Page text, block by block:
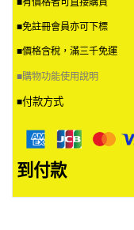
■有價格者可直接購買
■免註冊會員亦可下標
■價格含稅，滿三千免運
■購物功能使用說明
■付款方式
到付款